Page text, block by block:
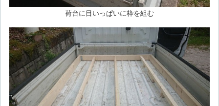
荷台に目いっぱいに枠を組む